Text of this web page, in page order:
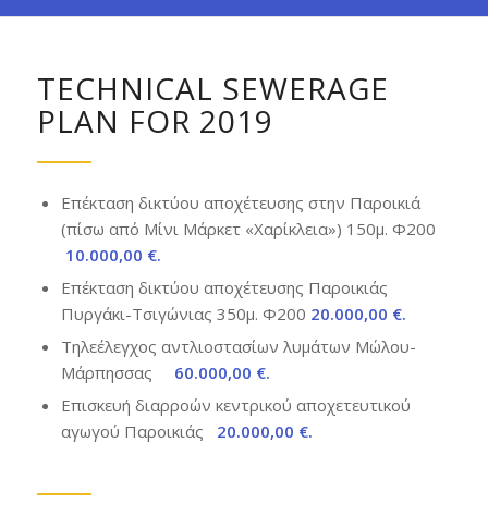
TECHNICAL SEWERAGE
PLAN FOR 2019
Επέκταση δικτύου αποχέτευσης στην Παροικιά
(πίσω από Μίνι Μάρκετ «Χαρίκλεια») 150μ. Φ200
10.000,00 €.
Επέκταση δικτύου αποχέτευσης Παροικιάς
Πυργάκι-Τσιγώνιας 350μ. Φ200 20.000,00 €.
Τηλεέλεγχος αντλιοστασίων λυμάτων Μώλου-
Μάρπησσας 60.000,00 €.
Επισκευή διαρροών κεντρικού αποχετευτικού
αγωγού Παροικιάς 20.000,00 €.